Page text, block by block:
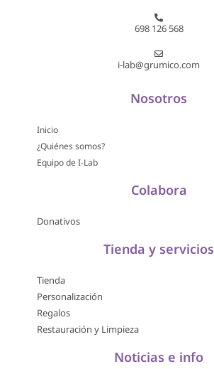
698 126 568
i-lab@grumico.com
Nosotros
Inicio
¿Quiénes somos?
Equipo de I-Lab
Colabora
Donativos
Tienda y servicios
Tienda
Personalización
Regalos
Restauración y Limpieza
Noticias e info